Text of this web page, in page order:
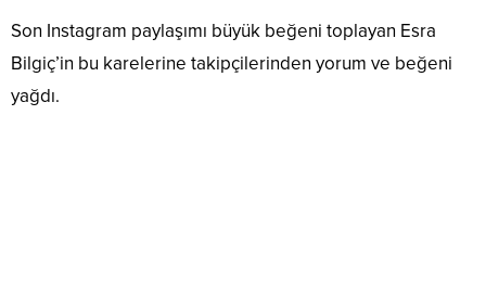
Son Instagram paylaşımı büyük beğeni toplayan Esra
Bilgiç’in bu karelerine takipçilerinden yorum ve beğeni
yağdı.